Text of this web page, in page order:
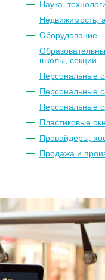
Наука,
Недвижимость,
Оборудование
школы, секции
Персональные
Персональные
Персональные
Пластиковые
Провайдеры,
Продажа и